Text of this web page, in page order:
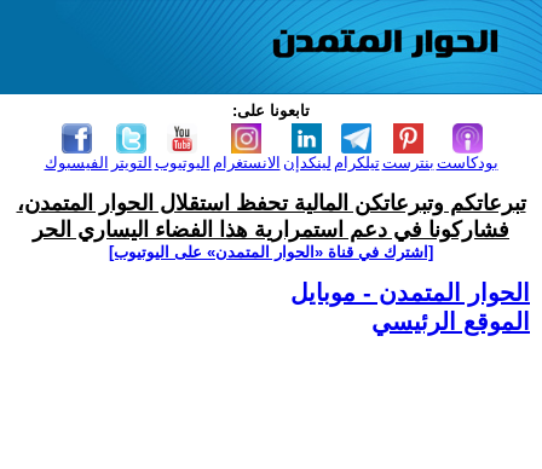
تابعونا على:
الفيسبوك التويتر اليوتيوب الانستغرام لينكدإن تيلكرامبنترست بودكاست
تبرعاتكم وتبرعاتكن المالية تحفظ استقلال الحوار المتمدن،
فشاركونا في دعم استمرارية هذا الفضاء اليساري الحر
[اشترك في قناة ‫«الحوار المتمدن» على اليوتيوب]
الحوار المتمدن - موبايل
الموقع الرئيسي